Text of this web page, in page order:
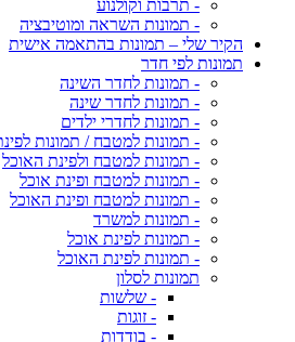
- תרבות וקולנוע
- תמונות השראה ומוטיבציה
הקיר שלי – תמונות בהתאמה אישית
תמונות לפי חדר
- תמונות לחדר השינה
- תמונות לחדר שינה
- תמונות לחדרי ילדים
- תמונות למטבח / תמונות
- תמונות למטבח ולפינת האוכל
- תמונות למטבח ופינת אוכל
- תמונות למטבח ופינת האוכל
- תמונות למשרד
- תמונות לפינת אוכל
- תמונות לפינת האוכל
תמונות לסלון
- שלשות
- זוגות
- בודדות